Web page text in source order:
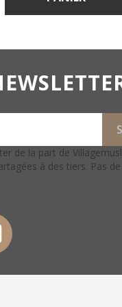
de la part de
à des tiers. Pas